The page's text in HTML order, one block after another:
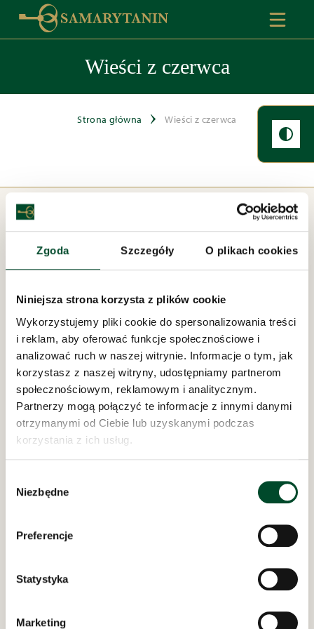
Zgoda Szczegóły O plikach cookies
Niniejsza strona korzysta z plików cookie
Wykorzystujemy pliki cookie do spersonalizowania treści
i reklam, aby oferować funkcje społecznościowe i
analizować ruch w naszej witrynie. Informacje o tym, jak
korzystasz z naszej witryny, udostępniamy partnerom
społecznościowym, reklamowym i analitycznym.
Partnerzy mogą połączyć te informacje z innymi danymi
otrzymanymi od Ciebie lub uzyskanymi podczas
korzystania z ich usług.
zgody
Niezbędne
Preferencje
Statystyka
Marketing
Wieści z czerwca
Strona główna Wieści z czerwca
Pod zarządem:
Dom Opieki „Samarytanin”
w Bielsku-Białej
Odwiedziny w Domu Opieki „Samarytanin”